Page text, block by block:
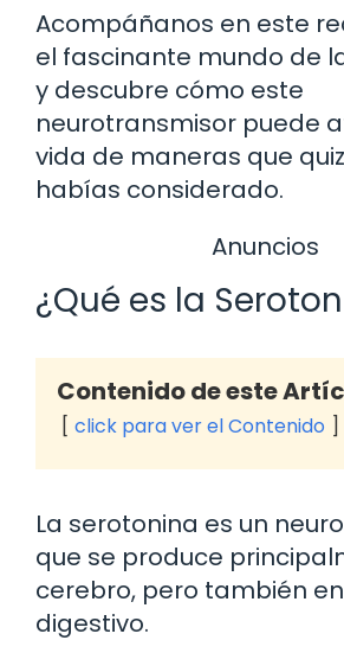
Acompáñanos en este
el fascinante mundo de
y descubre cómo este
neurotransmisor puede
vida de maneras que
habías considerado.
Anuncios
¿Qué es la
Contenido de este
click para ver el Contenido
La serotonina es un
que se produce
cerebro, pero también
digestivo.